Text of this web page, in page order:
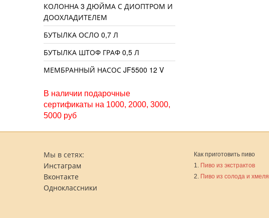
КОЛОННА 3 ДЮЙМА С ДИОПТРОМ И
ДООХЛАДИТЕЛЕМ
БУТЫЛКА ОСЛО 0,7 Л
БУТЫЛКА ШТОФ ГРАФ 0,5 Л
МЕМБРАННЫЙ НАСОС JF5500 12 V
В наличии подарочные
сертификаты на 1000, 2000, 3000,
5000 руб
Мы в сетях:
Инстаграм
Вконтакте
Одноклассники
Как приготовить пиво
1. Пиво из экстрактов
2. Пиво из солода и хмеля